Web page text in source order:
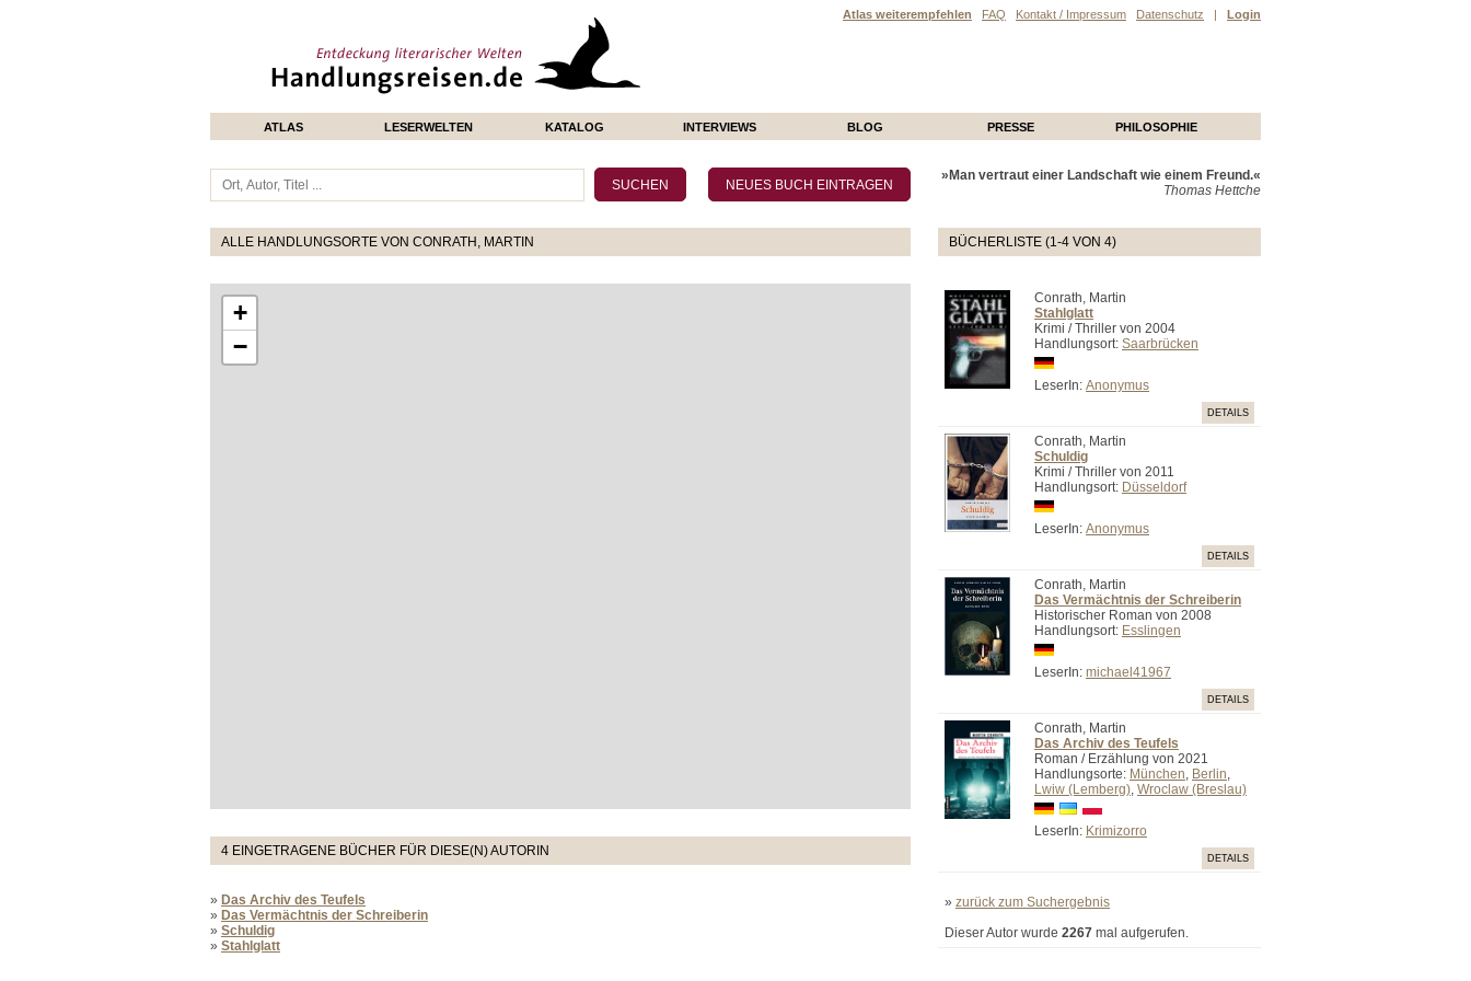
Atlas weiterempfehlen FAQ Kontakt / Impressum Datenschutz | Login
ATLAS LESERWELTEN KATALOG INTERVIEWS BLOG PRESSE PHILOSOPHIE
ALLE HANDLUNGSORTE VON CONRATH, MARTIN
+
−
4 EINGETRAGENE BÜCHER FÜR DIESE(N) AUTORIN
» Das Archiv des Teufels
» Das Vermächtnis der Schreiberin
» Schuldig
» Stahlglatt
»Man vertraut einer Landschaft wie einem Freund.«
Thomas Hettche
BÜCHERLISTE (1-4 VON 4)
Conrath, Martin
Stahlglatt
Krimi / Thriller von 2004
Handlungsort: Saarbrücken
LeserIn: Anonymus
DETAILS
Conrath, Martin
Schuldig
Krimi / Thriller von 2011
Handlungsort: Düsseldorf
LeserIn: Anonymus
DETAILS
Conrath, Martin
Das Vermächtnis der Schreiberin
Historischer Roman von 2008
Handlungsort: Esslingen
LeserIn: michael41967
DETAILS
Conrath, Martin
Das Archiv des Teufels
Roman / Erzählung von 2021
Handlungsorte: München, Berlin,
Lwiw (Lemberg), Wroclaw (Breslau)
LeserIn: Krimizorro
DETAILS
» zurück zum Suchergebnis
Dieser Autor wurde 2267 mal aufgerufen.